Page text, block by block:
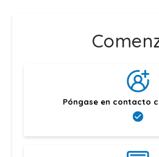
Póngase en contacto